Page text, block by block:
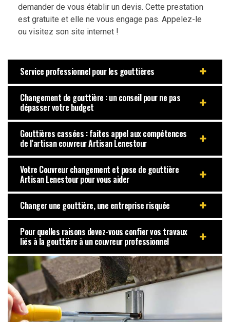
demander de vous établir un devis. Cette prestation
est gratuite et elle ne vous engage pas. Appelez-le
ou visitez son site internet !
Service professionnel pour les gouttières
Changement de gouttière : un conseil pour ne pas
dépasser votre budget
Gouttières cassées : faites appel aux compétences
de l’artisan couvreur Artisan Lenestour
Votre Couvreur changement et pose de gouttière
Artisan Lenestour pour vous aider
Changer une gouttière, une entreprise risquée
Pour quelles raisons devez-vous confier vos travaux
liés à la gouttière à un couvreur professionnel